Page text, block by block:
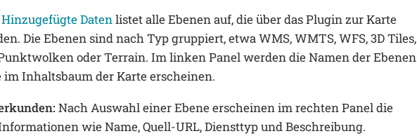
Hinzugefügte Datenlistet alle Ebenen auf, die über das Plugin zur Karte
Die Ebenen sind nach Typ gruppiert, etwa WMS, WMTS, WFS, 3D Tiles,
Punktwolken oder Terrain. Im linken Panel werden die Namen der Ebenen
im Inhaltsbaum der Karte erscheinen.
Nach Auswahl einer Ebene erscheinen im rechten Panel die
wie Name, Quell-URL, Diensttyp und Beschreibung.